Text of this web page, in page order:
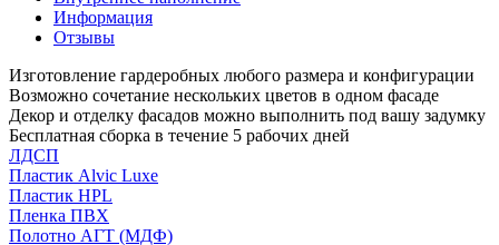
Информация
Отзывы
Изготовление гардеробных любого размера и конфигурации
Возможно сочетание нескольких цветов в одном фасаде
Декор и отделку фасадов можно выполнить под вашу задумку
Бесплатная сборка в течение 5 рабочих дней
ЛДСП
Пластик Alvic Luxe
Пластик HPL
Пленка ПВХ
Полотно АГТ (МДФ)